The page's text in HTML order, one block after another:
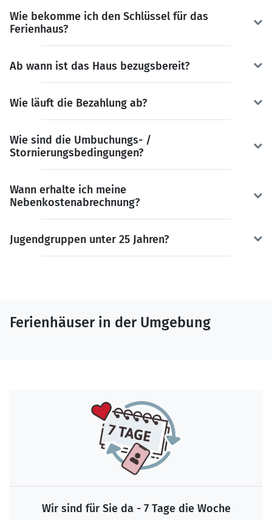
Wie bekomme ich den Schlüssel für das
Ferienhaus?
Ab wann ist das Haus bezugsbereit?
Wie läuft die Bezahlung ab?
Wie sind die Umbuchungs- /
Stornierungsbedingungen?
Wann erhalte ich meine
Nebenkostenabrechnung?
Jugendgruppen unter 25 Jahren?
Ferienhäuser in der Umgebung
Wir sind für Sie da - 7 Tage die Woche